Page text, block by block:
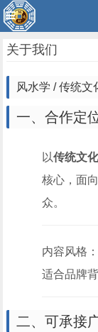
关于我们
风水学 / 传统文
一、合作定
以传统文
核心，面
众。
内容风格：
适合品牌
二、可承接